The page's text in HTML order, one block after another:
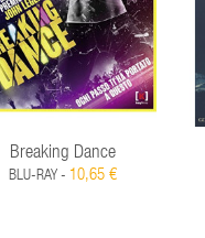
Breaking Dance
BLU-RAY - 10,65 €